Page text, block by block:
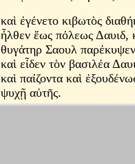
καὶ ἐγένετο κιβωτὸς
ἦλθεν ἕως πόλεως Δαυιδ,
θυγάτηρ Σαουλ παρέκυψεν
καὶ εἶδεν τὸν βασιλέα
καὶ παίζοντα καὶ
ψυχῇ αὐτῆς.